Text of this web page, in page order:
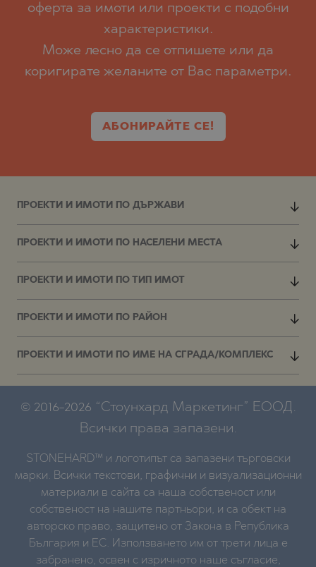
оферта за имоти или проекти с подобни
характеристики.
Може лесно да се отпишете или да
коригирате желаните от Вас параметри.
АБОНИРАЙТЕ СЕ!
ПРОЕКТИ И ИМОТИ ПО ДЪРЖАВИ
ПРОЕКТИ И ИМОТИ ПО НАСЕЛЕНИ МЕСТА
ПРОЕКТИ И ИМОТИ ПО ТИП ИМОТ
ПРОЕКТИ И ИМОТИ ПО РАЙОН
ПРОЕКТИ И ИМОТИ ПО ИМЕ НА СГРАДА/КОМПЛЕКС
© 2016-2026 “Стоунхард Маркетинг” ЕООД.
Всички права запазени.
STONEHARD™ и логотипът са запазени търговски
марки. Всички текстови, графични и визуализационни
материали в сайта са наша собственост или
собственост на нашите партньори, и са обект на
авторско право, защитено от Закона в Република
България и ЕС. Използването им от трети лица е
забранено, освен с изричното наше съгласие,